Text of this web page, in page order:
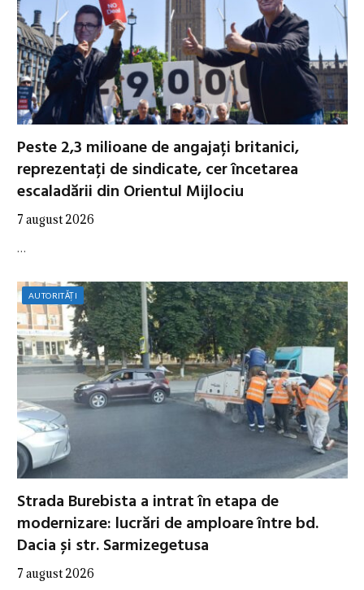
Peste 2,3 milioane de angajați britanici,
reprezentați de sindicate, cer încetarea
escaladării din Orientul Mijlociu
7 august 2026
…
AUTORITĂȚI
Strada Burebista a intrat în etapa de
modernizare: lucrări de amploare între bd.
Dacia și str. Sarmizegetusa
7 august 2026